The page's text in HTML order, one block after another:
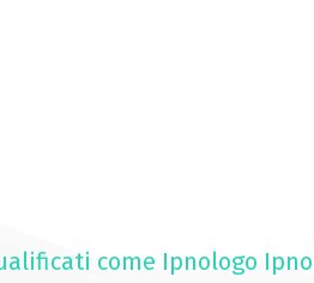
come Ipnologo